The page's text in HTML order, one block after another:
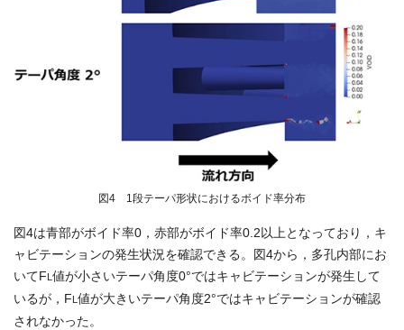
図4 1段テーパ形状におけるボイド率分布
図4は青部がボイド率0，赤部がボイド率0.2以上となっており，キ
ャビテーションの発生状況を確認できる。図4から，多孔内部にお
いてFL 値が小さいテーパ角度0°ではキャビテーションが発生して
いるが，FL 値が大きいテーパ角度2°ではキャビテーションが確認
されなかった。